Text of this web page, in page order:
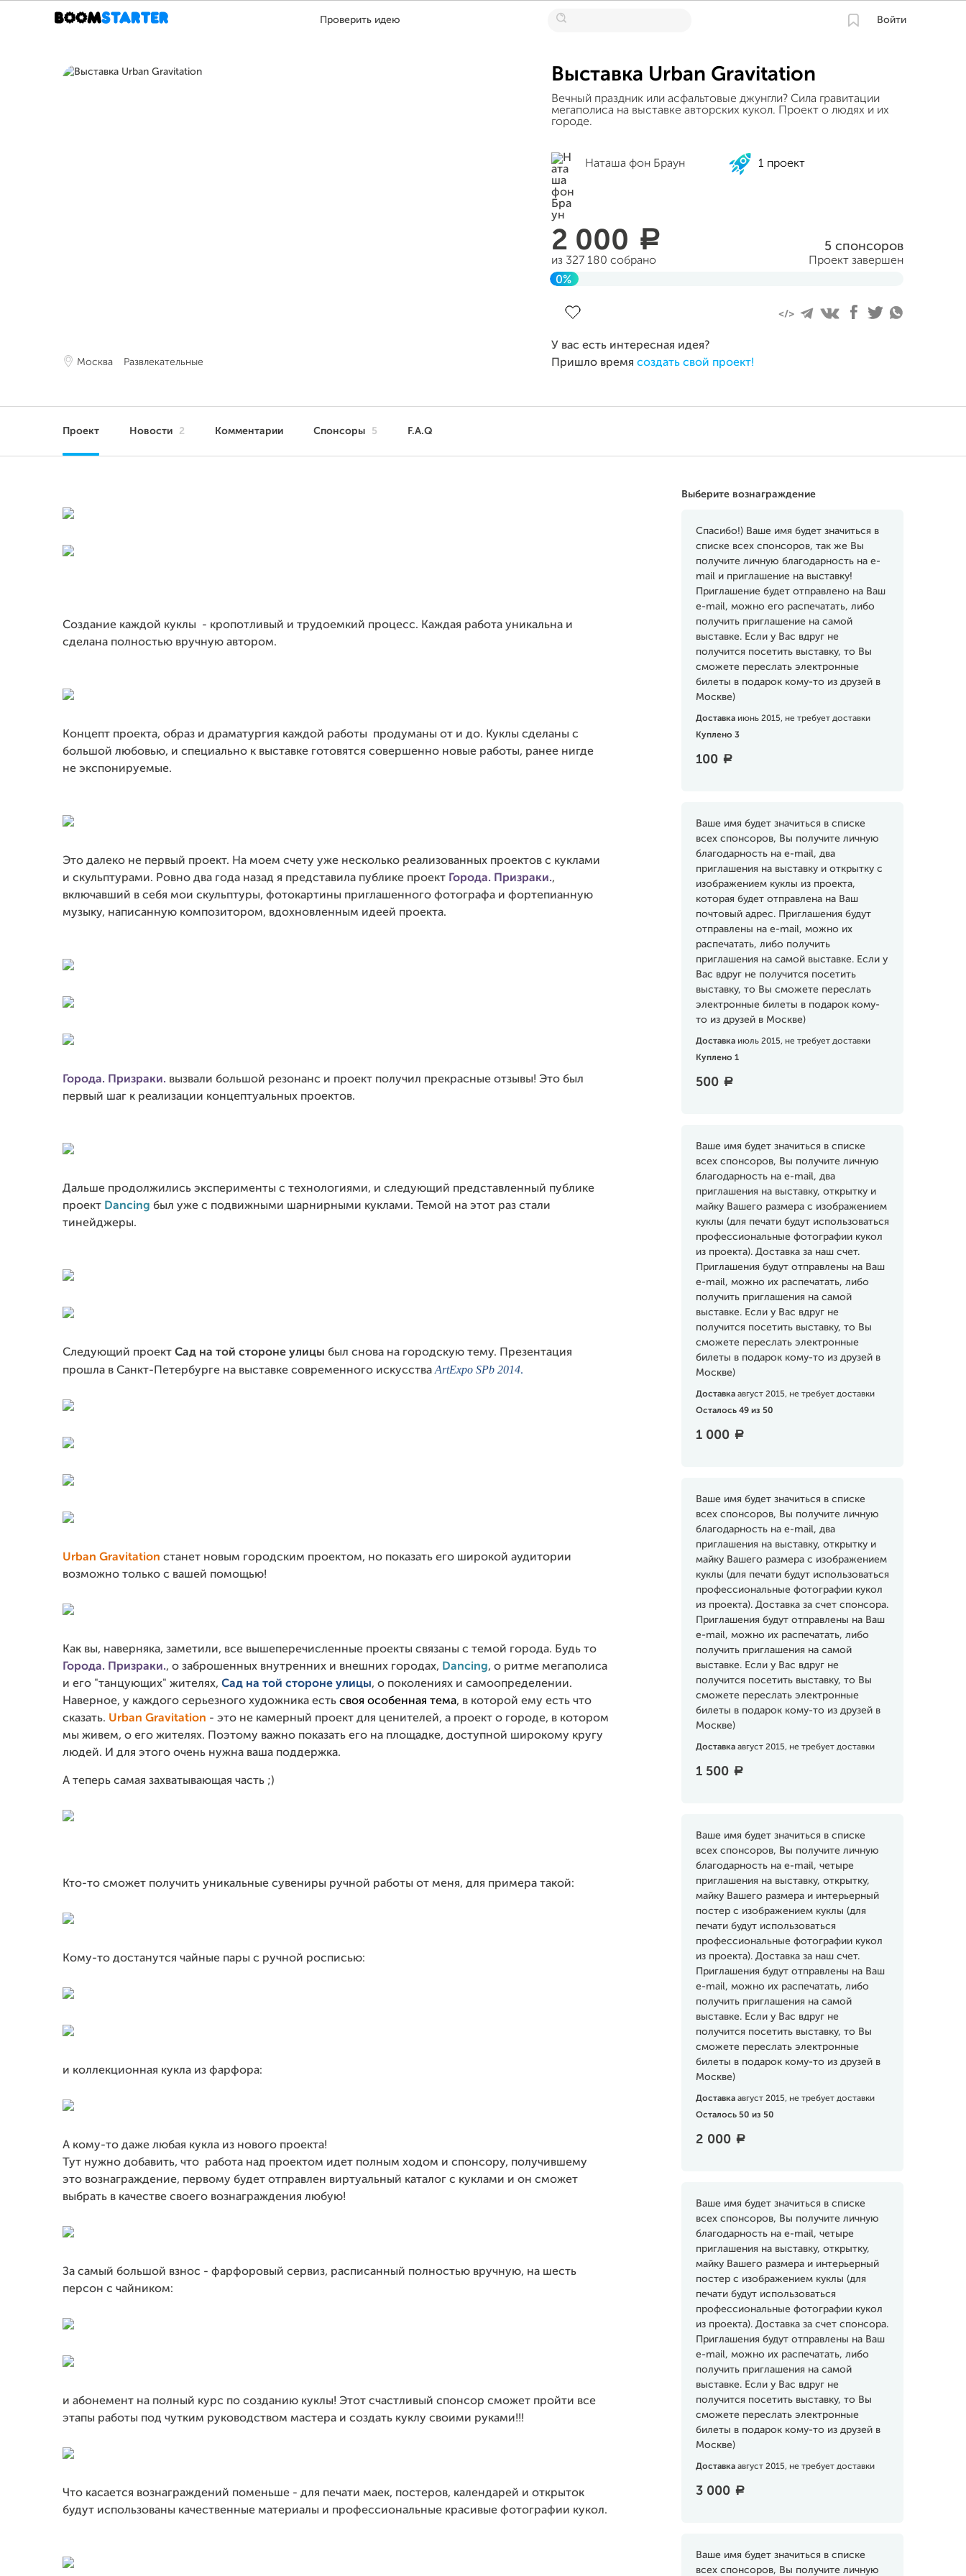
Проверить идею Войти
Москва Развлекательные
Выставка Urban Gravitation
Вечный праздник или асфальтовые джунгли? Сила гравитации
мегаполиса на выставке авторских кукол. Проект о людях и их
городе.
Наташа фон Браун 1 проект
2 000 a
из 327 180 собрано
5 спонсоров
Проект завершен
0%
У вас есть интересная идея?
Пришло время создать свой проект!
Проект Новости 2 Комментарии Спонсоры 5 F.A.Q
Выберите вознаграждение
Спасибо!) Ваше имя будет значиться в
списке всех спонсоров, так же Вы
получите личную благодарность на e-
mail и приглашение на выставку!
Приглашение будет отправлено на Ваш
e-mail, можно его распечатать, либо
получить приглашение на самой
выставке. Если у Вас вдруг не
получится посетить выставку, то Вы
сможете переслать электронные
билеты в подарок кому-то из друзей в
Москве)
Доставка июнь 2015, не требует доставки
Куплено 3
100 a
Ваше имя будет значиться в списке
всех спонсоров, Вы получите личную
благодарность на e-mail, два
приглашения на выставку и открытку с
изображением куклы из проекта,
которая будет отправлена на Ваш
почтовый адрес. Приглашения будут
отправлены на e-mail, можно их
распечатать, либо получить
приглашения на самой выставке. Если у
Вас вдруг не получится посетить
выставку, то Вы сможете переслать
электронные билеты в подарок кому-
то из друзей в Москве)
Доставка июль 2015, не требует доставки
Куплено 1
500 a
Ваше имя будет значиться в списке
всех спонсоров, Вы получите личную
благодарность на e-mail, два
приглашения на выставку, открытку и
майку Вашего размера с изображением
куклы (для печати будут использоваться
профессиональные фотографии кукол
из проекта). Доставка за наш счет.
Приглашения будут отправлены на Ваш
e-mail, можно их распечатать, либо
получить приглашения на самой
выставке. Если у Вас вдруг не
получится посетить выставку, то Вы
сможете переслать электронные
билеты в подарок кому-то из друзей в
Москве)
Доставка август 2015, не требует доставки
Осталось 49 из 50
1 000 a
Ваше имя будет значиться в списке
всех спонсоров, Вы получите личную
благодарность на e-mail, два
приглашения на выставку, открытку и
майку Вашего размера с изображением
куклы (для печати будут использоваться
профессиональные фотографии кукол
из проекта). Доставка за счет спонсора.
Приглашения будут отправлены на Ваш
e-mail, можно их распечатать, либо
получить приглашения на самой
выставке. Если у Вас вдруг не
получится посетить выставку, то Вы
сможете переслать электронные
билеты в подарок кому-то из друзей в
Москве)
Доставка август 2015, не требует доставки
1 500 a
Ваше имя будет значиться в списке
всех спонсоров, Вы получите личную
благодарность на e-mail, четыре
приглашения на выставку, открытку,
майку Вашего размера и интерьерный
постер с изображением куклы (для
печати будут использоваться
профессиональные фотографии кукол
из проекта). Доставка за наш счет.
Приглашения будут отправлены на Ваш
e-mail, можно их распечатать, либо
получить приглашения на самой
выставке. Если у Вас вдруг не
получится посетить выставку, то Вы
сможете переслать электронные
билеты в подарок кому-то из друзей в
Москве)
Доставка август 2015, не требует доставки
Осталось 50 из 50
2 000 a
Ваше имя будет значиться в списке
всех спонсоров, Вы получите личную
благодарность на e-mail, четыре
приглашения на выставку, открытку,
майку Вашего размера и интерьерный
постер с изображением куклы (для
печати будут использоваться
профессиональные фотографии кукол
из проекта). Доставка за счет спонсора.
Приглашения будут отправлены на Ваш
e-mail, можно их распечатать, либо
получить приглашения на самой
выставке. Если у Вас вдруг не
получится посетить выставку, то Вы
сможете переслать электронные
билеты в подарок кому-то из друзей в
Москве)
Доставка август 2015, не требует доставки
3 000 a
Ваше имя будет значиться в списке
всех спонсоров, Вы получите личную
Создание каждой куклы - кропотливый и трудоемкий процесс. Каждая работа уникальна и
сделана полностью вручную автором.
Концепт проекта, образ и драматургия каждой работы продуманы от и до. Куклы сделаны с
большой любовью, и специально к выставке готовятся совершенно новые работы, ранее нигде
не экспонируемые.
Это далеко не первый проект. На моем счету уже несколько реализованных проектов с куклами
и скульптурами. Ровно два года назад я представила публике проект Города. Призраки.,
включавший в себя мои скульптуры, фотокартины приглашенного фотографа и фортепианную
музыку, написанную композитором, вдохновленным идеей проекта.
Города. Призраки. вызвали большой резонанс и проект получил прекрасные отзывы! Это был
первый шаг к реализации концептуальных проектов.
Дальше продолжились эксперименты с технологиями, и следующий представленный публике
проект Dancing был уже с подвижными шарнирными куклами. Темой на этот раз стали
тинейджеры.
Следующий проект Сад на той стороне улицы был снова на городскую тему. Презентация
прошла в Санкт-Петербурге на выставке современного искусстваArtExpo SPb 2014.
Urban Gravitation станет новым городским проектом, но показать его широкой аудитории
возможно только с вашей помощью!
Как вы, наверняка, заметили, все вышеперечисленные проекты связаны с темой города. Будь то
Города. Призраки., о заброшенных внутренних и внешних городах, Dancing, о ритме мегаполиса
и его "танцующих" жителях, Сад на той стороне улицы, о поколениях и самоопределении.
Наверное, у каждого серьезного художника есть своя особенная тема, в которой ему есть что
сказать. Urban Gravitation - это не камерный проект для ценителей, а проект о городе, в котором
мы живем, о его жителях. Поэтому важно показать его на площадке, доступной широкому кругу
людей. И для этого очень нужна ваша поддержка.
А теперь самая захватывающая часть ;)
Кто-то сможет получить уникальные сувениры ручной работы от меня, для примера такой:
Кому-то достанутся чайные пары с ручной росписью:
и коллекционная кукла из фарфора:
А кому-то даже любая кукла из нового проекта!
Тут нужно добавить, что работа над проектом идет полным ходом и спонсору, получившему
это вознаграждение, первому будет отправлен виртуальный каталог с куклами и он сможет
выбрать в качестве своего вознаграждения любую!
За самый большой взнос - фарфоровый сервиз, расписанный полностью вручную, на шесть
персон с чайником:
и абонемент на полный курс по созданию куклы! Этот счастливый спонсор сможет пройти все
этапы работы под чутким руководством мастера и создать куклу своими руками!!!
Что касается вознаграждений поменьше - для печати маек, постеров, календарей и открыток
будут использованы качественные материалы и профессиональные красивые фотографии кукол.